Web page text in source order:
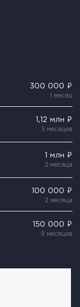
300 000 ₽
1 месяц
1,12 млн ₽
5 месяцев
1 млн ₽
2 месяца
100 000 ₽
2 месяца
150 000 ₽
9 месяцев